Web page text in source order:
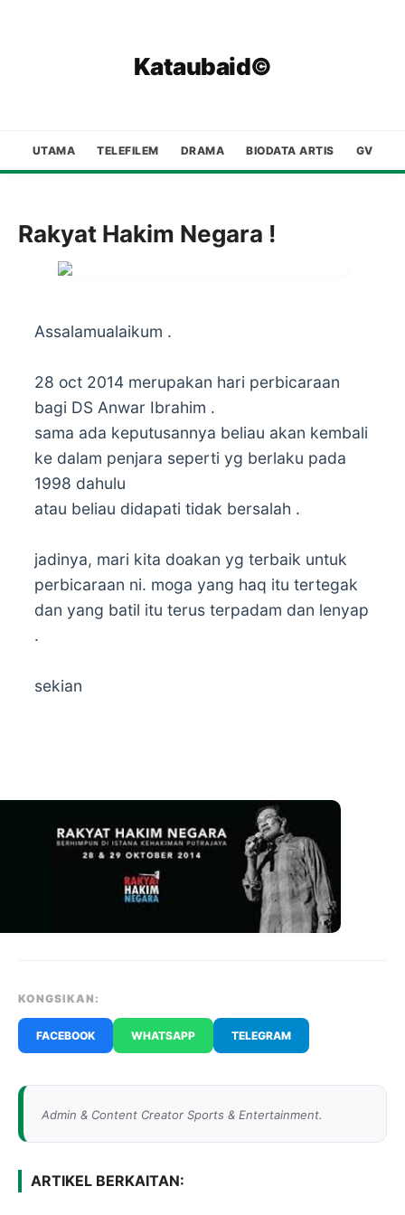
Kataubaid©
UTAMA TELEFILEM DRAMA BIODATA ARTIS GV
Rakyat Hakim Negara !
Assalamualaikum .
28 oct 2014 merupakan hari perbicaraan
bagi DS Anwar Ibrahim .
sama ada keputusannya beliau akan kembali
ke dalam penjara seperti yg berlaku pada
1998 dahulu
atau beliau didapati tidak bersalah .
jadinya, mari kita doakan yg terbaik untuk
perbicaraan ni. moga yang haq itu tertegak
dan yang batil itu terus terpadam dan lenyap
.
sekian
KONGSIKAN:
FACEBOOK WHATSAPP TELEGRAM
Admin & Content Creator Sports & Entertainment.
ARTIKEL BERKAITAN: